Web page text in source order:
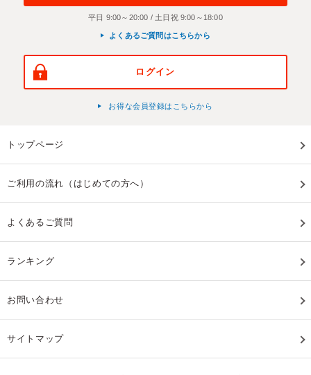
平日 9:00～20:00 / 土日祝 9:00～18:00
よくあるご質問はこちらから
ログイン
お得な会員登録はこちらから
トップページ
ご利用の流れ（はじめての方へ）
よくあるご質問
ランキング
お問い合わせ
サイトマップ